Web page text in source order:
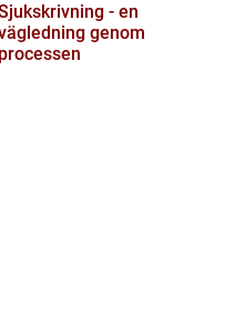
- en
genom
processen